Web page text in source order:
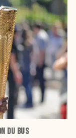
DU BUS